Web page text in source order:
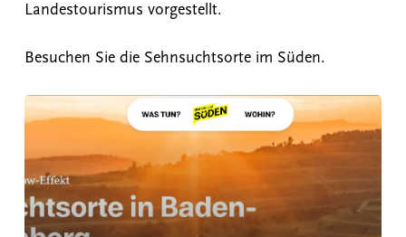
Landestourismus vorgestellt.
Besuchen Sie die Sehnsuchtsorte im Süden.